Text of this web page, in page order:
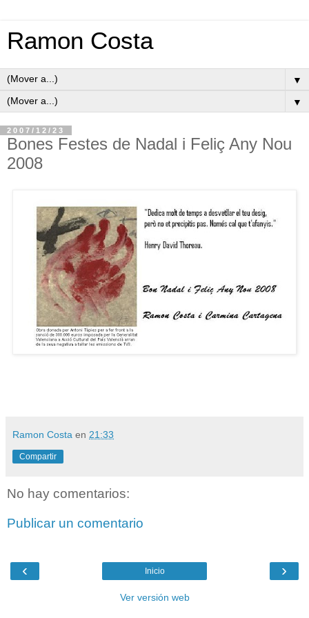
Ramon Costa
▼
▼
2007/12/23
Bones Festes de Nadal i Feliç Any Nou
2008
Ramon Costa en 21:33
Compartir
No hay comentarios:
Publicar un comentario
‹ ›
Inicio
Ver versión web